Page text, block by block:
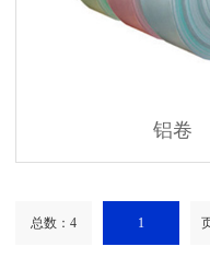
铝卷
总数：4 1